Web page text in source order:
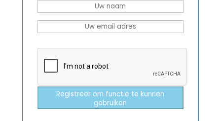
Registreer om functie te kunnen
gebruiken